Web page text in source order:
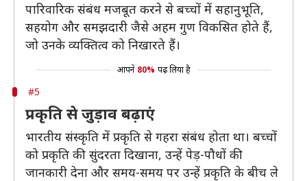
पारिवारिक संबंध मजबूत करने से बच्चों में सहानुभूति,
सहयोग और समझदारी जैसे अहम गुण विकसित होते हैं,
जो उनके व्यक्तित्व को निखारते हैं।
आपने 80% पढ़ लिया है
#5
प्रकृति से जुड़ाव बढ़ाएं
भारतीय संस्कृति में प्रकृति से गहरा संबंध होता था। बच्चों
को प्रकृति की सुंदरता दिखाना, उन्हें पेड़-पौधों की
जानकारी देना और समय-समय पर उन्हें प्रकृति के बीच ले